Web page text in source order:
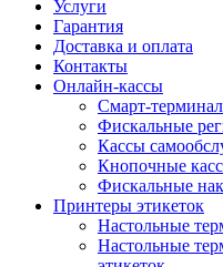
Услуги
Гарантия
Доставка и оплата
Контакты
Онлайн-кассы
Смарт-
Фискальные
Кассы
Кнопочные
Фискальные
Принтеры этикеток
Настольные
Настольные